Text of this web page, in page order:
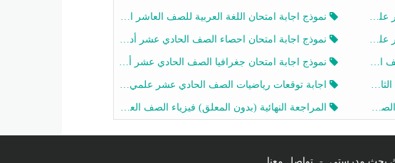
2026 نموذج اجابة امتحان اللغة العربية للصف العاشر الفصل الثاني 2025-2026
2026 نموذج اجابة امتحان احصاء الصف الحادي عشر أدبي الفصل الثاني 2025-2026
نموذج اجابة امتحان جغرافيا الصف الحادي عشر أدبي الفصل الثاني 2025-2026
اجابة توقعات رياضيات الصف الحادي عشر علمي الفصل الثاني 2025-2026 أ عمرو فايز
نبيه المراجعة النهائية (بدون المعلق) فيزياء الصف العاشر الفصل الثاني أ أحمد نبيه